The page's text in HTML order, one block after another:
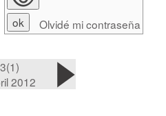
2012
Olvidé mi contraseña